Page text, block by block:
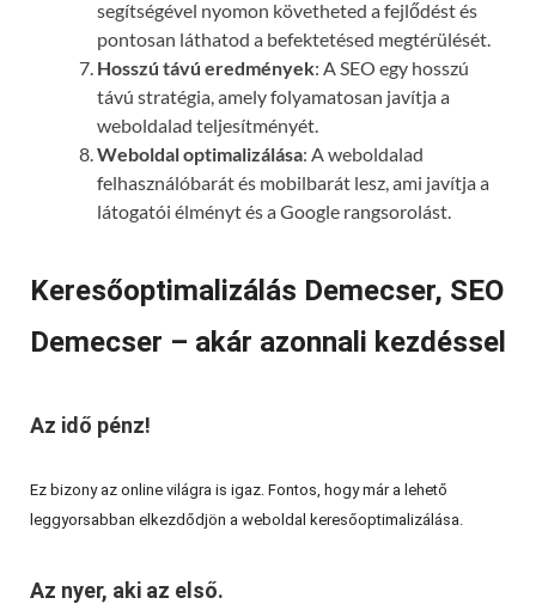
segítségével nyomon követheted a fejlődést és
pontosan láthatod a befektetésed megtérülését.
Hosszú távú eredmények: A SEO egy hosszú
távú stratégia, amely folyamatosan javítja a
weboldalad teljesítményét.
Weboldal optimalizálása: A weboldalad
felhasználóbarát és mobilbarát lesz, ami javítja a
látogatói élményt és a Google rangsorolást.
Keresőoptimalizálás Demecser, SEO
Demecser – akár azonnali kezdéssel
Az idő pénz!
Ez bizony az online világra is igaz. Fontos, hogy már a lehető
leggyorsabban elkezdődjön a weboldal keresőoptimalizálása.
Az nyer, aki az első.